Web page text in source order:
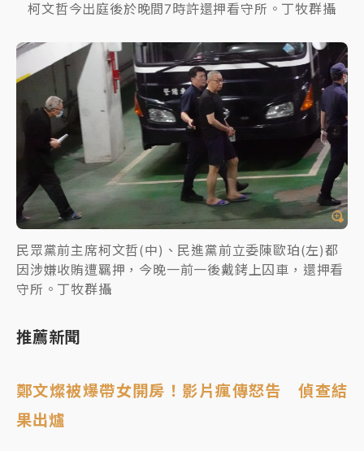
柯文哲今出庭後於晚間7時許還押看守所。丁牧群攝
民眾黨前主席柯文哲(中)、民進黨前立委陳歐珀(左)都
因涉嫌收賄遭羈押，今晚一前一後戴銬上囚車，還押看
守所。丁牧群攝
推薦新聞
鄭文燦被爆帶女開房！影片瘋傳怒告 偵查結
果出爐